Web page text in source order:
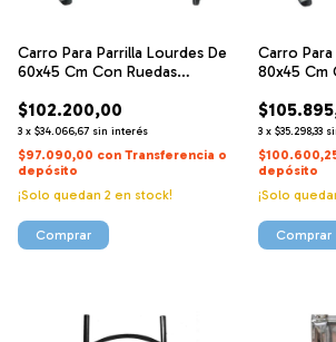
Carro Para Parrilla Lourdes De
60x45 Cm Con Ruedas
$102.200,00
3 x $34.066,67 sin interés
$97.090,00 con Transferencia o
depósito
¡Solo quedan 2 en stock!
Carro
80x45 Cm
3 x $35.298,33
depósito
¡Solo